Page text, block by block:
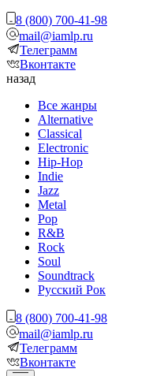
8 (800) 700-41-98
mail@iamlp.ru
Телеграмм
Вконтакте
назад
Все жанры
Alternative
Classical
Electronic
Hip-Hop
Indie
Jazz
Metal
Pop
R&B
Rock
Soul
Soundtrack
Русский Рок
8 (800) 700-41-98
mail@iamlp.ru
Телеграмм
Вконтакте